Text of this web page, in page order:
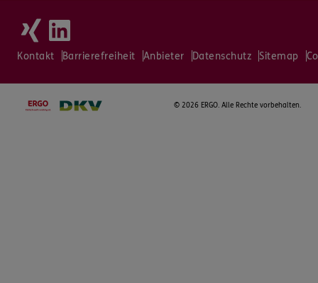
Kontakt Barrierefreiheit Anbieter Datenschutz Sitemap
© 2026 ERGO. Alle Rechte vorbehalten.